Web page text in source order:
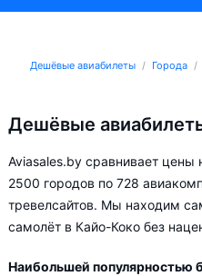
Дешёвые авиабилеты Города
Дешёвые
Aviasales.by сравнивает цены
2500 городов по 728
тревелсайтов. Мы находим
самолёт в Кайо-Коко без
Наибольшей популярностью